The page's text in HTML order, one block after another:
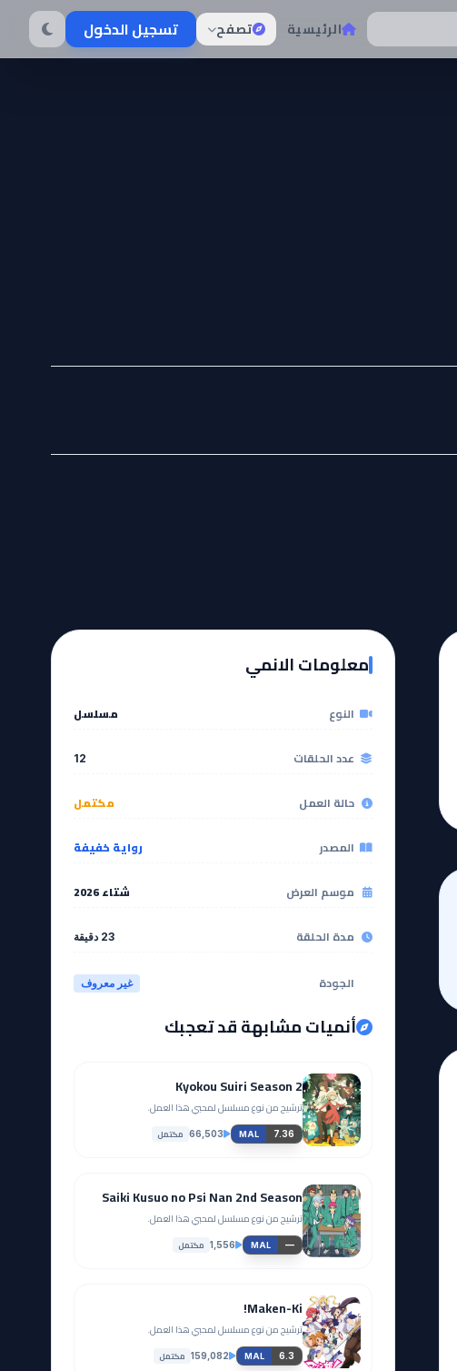
الرئيسية تصفح تسجيل الدخول
معلومات الانمي
النوع مسلسل
عدد الحلقات 12
حالة العمل مكتمل
المصدر رواية خفيفة
موسم العرض شتاء 2026
مدة الحلقة 23 دقيقة
الجودة غير معروف
أنميات مشابهة قد تعجبك
Kyokou Suiri Season 2
ترشيح من نوع مسلسل لمحبي هذا العمل.
MAL 7.36
66,503 مكتمل
Saiki Kusuo no Psi Nan 2nd Season
ترشيح من نوع مسلسل لمحبي هذا العمل.
MAL —
1,556 مكتمل
Maken-Ki!
ترشيح من نوع مسلسل لمحبي هذا العمل.
MAL 6.3
159,082 مكتمل